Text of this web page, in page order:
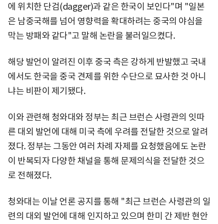
에 위치한 단검(dagger)과 같은 한국이 보인다"며 "일본
은 남중국해를 넘어 영향력을 확대하려는 중국의 야심을
막는 방패와 같다"고 말해 논란을 불러일으켰다.
해당 발언이 알려진 이후 중국 측은 강하게 반발했고 국내
에서도 한국을 중국 견제를 위한 수단으로 묘사한 것 아니
냐는 비판이 제기됐다.
이와 관련해 청와대와 정부는 최근 브런슨 사령관의 잇따
른 대외 발언에 대해 미국 측에 우려를 전달한 것으로 알려
졌다. 정부는 그동안 여러 차례 자제를 요청했음에도 논란
이 반복되자 다양한 채널을 통해 문제의식을 전달한 것으
로 전해졌다.
청와대는 이날 언론 공지를 통해 "최근 브런슨 사령관의 일
련의 대외 발언에 대해 인지하고 있으며 한미 간 제반 현안